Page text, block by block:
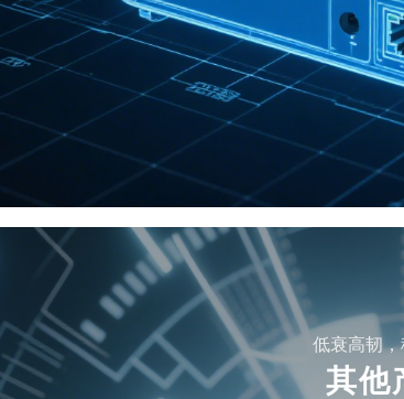
低衰高韧
其他